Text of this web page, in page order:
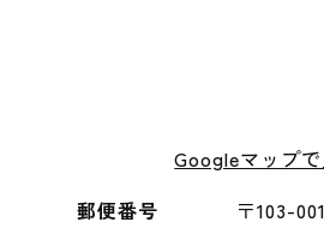
Googleマップ
郵便番号
〒103-